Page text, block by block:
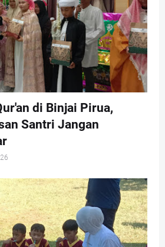
di Binjai Pirua,
Santri Jangan